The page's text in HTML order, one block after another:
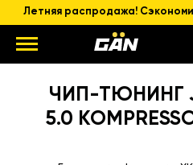
Летняя распродажа!
ЧИП-ТЮНИНГ
5.0